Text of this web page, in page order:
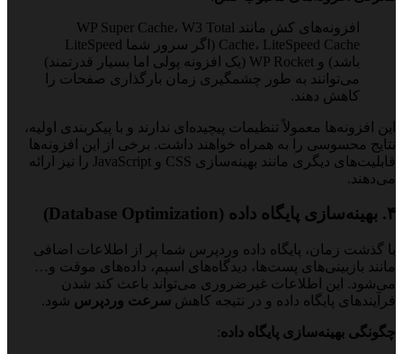
افزونه‌های کش مانند WP Super Cache، W3 Total
Cache، LiteSpeed Cache (اگر سرور شما LiteSpeed
باشد) و WP Rocket (یک افزونه پولی اما بسیار قدرتمند)
می‌توانند به طور چشمگیری زمان بارگذاری صفحات را
کاهش دهند.
این افزونه‌ها معمولاً تنظیمات پیچیده‌ای ندارند و با پیکربندی اولیه،
نتایج محسوسی را به همراه خواهند داشت. برخی از این افزونه‌ها
قابلیت‌های دیگری مانند بهینه‌سازی CSS و JavaScript را نیز ارائه
می‌دهند.
۴. بهینه‌سازی پایگاه داده (Database Optimization)
با گذشت زمان، پایگاه داده وردپرس شما پر از اطلاعات اضافی
مانند بازبینی‌های پست‌ها، دیدگاه‌های اسپم، داده‌های موقت و…
می‌شود. این اطلاعات غیرضروری می‌تواند باعث کند شدن
فرآیندهای پایگاه داده و در نتیجه کاهش سرعت وردپرس شود.
چگونگی بهینه‌سازی پایگاه داده: